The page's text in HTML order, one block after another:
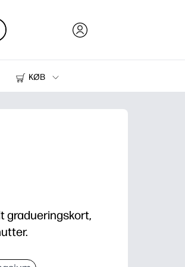
KØB
Printere
gradueringskort,